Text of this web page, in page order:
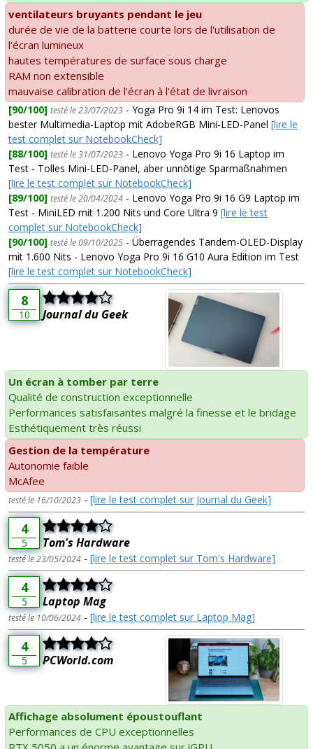
ventilateurs bruyants pendant le jeu
durée de vie de la batterie courte lors de l'utilisation de
l'écran lumineux
hautes températures de surface sous charge
RAM non extensible
mauvaise calibration de l'écran à l'état de livraison
[90/100] testé le 23/07/2023 - Yoga Pro 9i 14 im Test: Lenovos
bester Multimedia-Laptop mit AdobeRGB Mini-LED-Panel [lire le
test complet sur NotebookCheck]
[88/100] testé le 31/07/2023 - Lenovo Yoga Pro 9i 16 Laptop im
Test - Tolles Mini-LED-Panel, aber unnötige Sparmaßnahmen
[lire le test complet sur NotebookCheck]
[89/100] testé le 20/04/2024 - Lenovo Yoga Pro 9i 16 G9 Laptop im
Test - MiniLED mit 1.200 Nits und Core Ultra 9 [lire le test
complet sur NotebookCheck]
[90/100] testé le 09/10/2025 - Überragendes Tandem-OLED-Display
mit 1.600 Nits - Lenovo Yoga Pro 9i 16 G10 Aura Edition im Test
[lire le test complet sur NotebookCheck]
8
10 Journal du Geek
Un écran à tomber par terre
Qualité de construction exceptionnelle
Performances satisfaisantes malgré la finesse et le bridage
Esthétiquement très réussi
Gestion de la température
Autonomie faible
McAfee
testé le 16/10/2023 - [lire le test complet sur Journal du Geek]
4
5 Tom's Hardware
testé le 23/05/2024 - [lire le test complet sur Tom's Hardware]
4
5 Laptop Mag
testé le 10/06/2024 - [lire le test complet sur Laptop Mag]
4
5 PCWorld.com
Affichage absolument époustouflant
Performances de CPU exceptionnelles